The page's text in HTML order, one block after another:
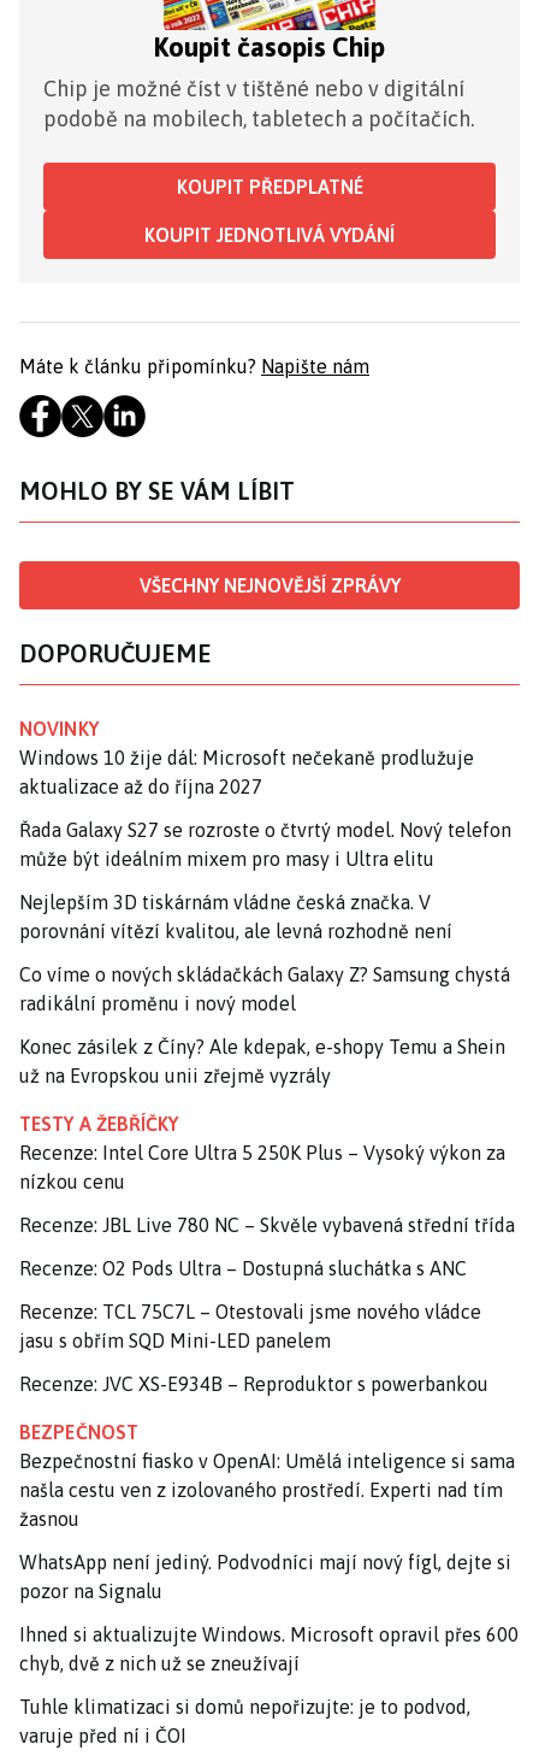
Koupit časopis Chip
Chip je možné číst v tištěné nebo v digitální
podobě na mobilech, tabletech a počítačích.
KOUPIT PŘEDPLATNÉ
KOUPIT JEDNOTLIVÁ VYDÁNÍ
Máte k článku připomínku? Napište nám
MOHLO BY SE VÁM LÍBIT
VŠECHNY NEJNOVĚJŠÍ ZPRÁVY
DOPORUČUJEME
NOVINKY
Windows 10 žije dál: Microsoft nečekaně prodlužuje
aktualizace až do října 2027
Řada Galaxy S27 se rozroste o čtvrtý model. Nový telefon
může být ideálním mixem pro masy i Ultra elitu
Nejlepším 3D tiskárnám vládne česká značka. V
porovnání vítězí kvalitou, ale levná rozhodně není
Co víme o nových skládačkách Galaxy Z? Samsung chystá
radikální proměnu i nový model
Konec zásilek z Číny? Ale kdepak, e-shopy Temu a Shein
už na Evropskou unii zřejmě vyzrály
TESTY A ŽEBŘÍČKY
Recenze: Intel Core Ultra 5 250K Plus – Vysoký výkon za
nízkou cenu
Recenze: JBL Live 780 NC – Skvěle vybavená střední třída
Recenze: O2 Pods Ultra – Dostupná sluchátka s ANC
Recenze: TCL 75C7L – Otestovali jsme nového vládce
jasu s obřím SQD Mini-LED panelem
Recenze: JVC XS-E934B – Reproduktor s powerbankou
BEZPEČNOST
Bezpečnostní fiasko v OpenAI: Umělá inteligence si sama
našla cestu ven z izolovaného prostředí. Experti nad tím
žasnou
WhatsApp není jediný. Podvodníci mají nový fígl, dejte si
pozor na Signalu
Ihned si aktualizujte Windows. Microsoft opravil přes 600
chyb, dvě z nich už se zneužívají
Tuhle klimatizaci si domů nepořizujte: je to podvod,
varuje před ní i ČOI